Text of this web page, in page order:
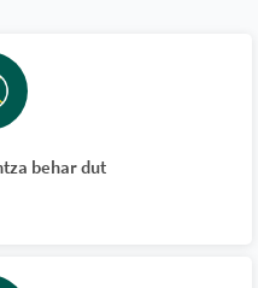
behar dut